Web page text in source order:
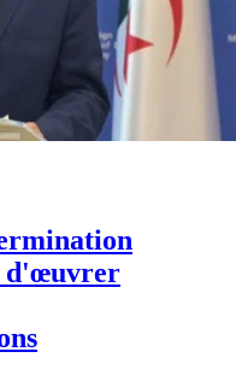
d'œuvrer